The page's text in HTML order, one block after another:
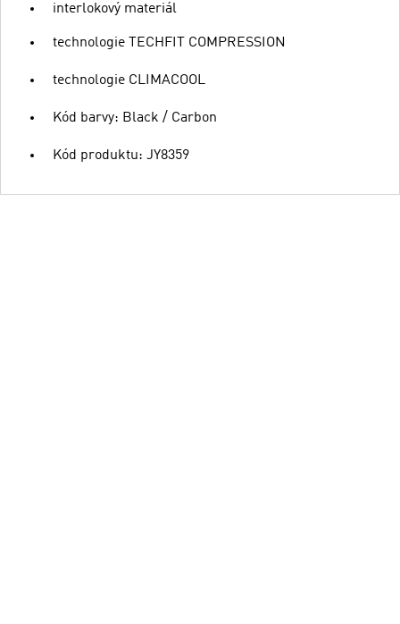
interlokový materiál
technologie TECHFIT COMPRESSION
technologie CLIMACOOL
Kód barvy: Black / Carbon
Kód produktu: JY8359